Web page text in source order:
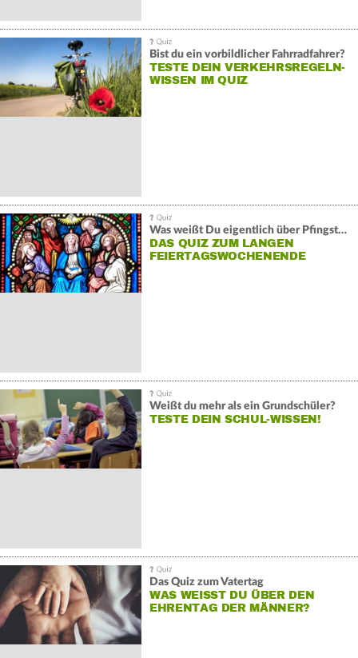
Bist du ein vorbildlicher Fahrradfahrer?
TESTE DEIN VERKEHRSREGELN-
WISSEN IM QUIZ
Was weißt Du eigentlich über Pfingsten?
DAS QUIZ ZUM LANGEN
FEIERTAGSWOCHENENDE
Weißt du mehr als ein Grundschüler?
TESTE DEIN SCHUL-WISSEN!
Das Quiz zum Vatertag
WAS WEISST DU ÜBER DEN E
HRENTAG DER MÄNNER?